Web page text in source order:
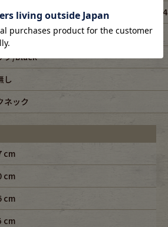
ク/black
し
ネック
cm
cm
cm
cm